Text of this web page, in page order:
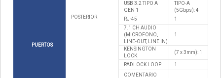
PUERTOS
POSTERIOR
USB 3.2 TIPO A
GEN 1
TIPO-A
(5Gbps): 4
RJ-45
1
7.1 CH AUDIO
(MICROFONO,
LINE-OUT, LINE IN)
1
KENSINGTON
LOCK
(7 x 3mm): 1
PADLOCK LOOP
1
COMENTARIO